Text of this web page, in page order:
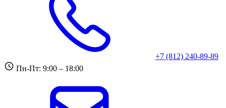
+7 (812) 240-89-89
Пн-Пт: 9:00 – 18:00